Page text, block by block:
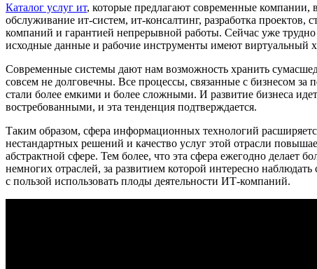
Каталог услуг ит, которые предлагают современные компании,
обслуживание ит-систем, ит-консалтинг, разработка
компаний и гарантией непрерывной работы. Сейчас уже
исходные данные и рабочие инструменты имеют виртуальный
Современные системы дают нам возможность хранить
совсем не долговечны. Все процессы, связанные с бизнесом за
стали более емкими и более сложными. И развитие бизнеса
востребованными, и эта тенденция подтверждается.
Таким образом, сфера информационных технологий
нестандартных решений и качество услуг этой отрасли
абстрактной сфере. Тем более, что эта сфера ежегодно
немногих отраслей, за развитием которой интересно
с пользой использовать плоды деятельности ИТ-компаний.